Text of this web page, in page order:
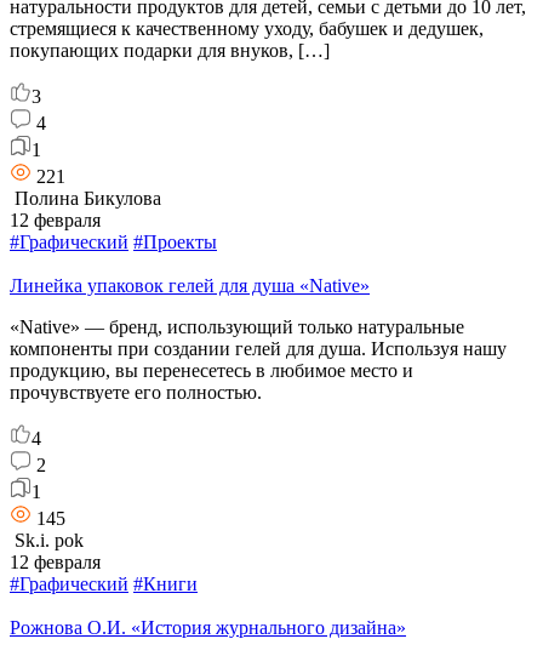
натуральности продуктов для детей, семьи с детьми до 10 лет,
стремящиеся к качественному уходу, бабушек и дедушек,
покупающих подарки для внуков, […]
3
4
1
221
Полина Бикулова
12 февраля
#Графический #Проекты
Линейка упаковок гелей для душа «Native»
«Native» — бренд, использующий только натуральные
компоненты при создании гелей для душа. Используя нашу
продукцию, вы перенесетесь в любимое место и
прочувствуете его полностью.
4
2
1
145
Sk.i. pok
12 февраля
#Графический #Книги
Рожнова О.И. «История журнального дизайна»